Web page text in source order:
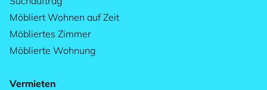
Möbliert Wohnen auf Zeit
Möbliertes Zimmer
Möblierte Wohnung
Vermieten